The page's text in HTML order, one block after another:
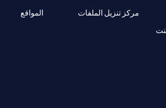
مركز تنزيل الملفات المواقع
(opens in a new tab)